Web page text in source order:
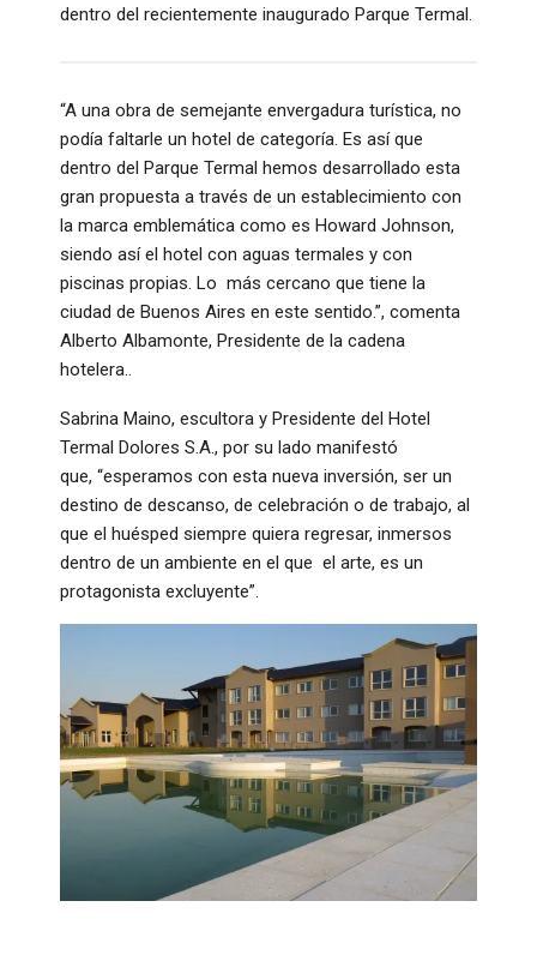
dentro del recientemente inaugurado Parque Termal.
“A una obra de semejante envergadura turística, no
podía faltarle un hotel de categoría. Es así que
dentro del Parque Termal hemos desarrollado esta
gran propuesta a través de un establecimiento con
la marca emblemática como es Howard Johnson,
siendo así el hotel con aguas termales y con
piscinas propias. Lo más cercano que tiene la
ciudad de Buenos Aires en este sentido.”, comenta
Alberto Albamonte, Presidente de la cadena
hotelera..
Sabrina Maino, escultora y Presidente del Hotel
Termal Dolores S.A., por su lado manifestó
que, “esperamos con esta nueva inversión, ser un
destino de descanso, de celebración o de trabajo, al
que el huésped siempre quiera regresar, inmersos
dentro de un ambiente en el que el arte, es un
protagonista excluyente”.